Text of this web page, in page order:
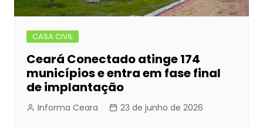
CASA CIVIL
Ceará Conectado atinge 174
municípios e entra em fase final
de implantação
Informa Ceara 23 de junho de 2026